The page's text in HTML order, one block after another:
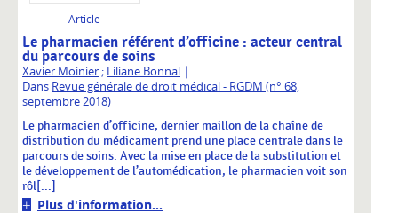
Article
Le pharmacien référent d’officine : acteur central
du parcours de soins
Xavier Moinier; Liliane Bonnal |
Dans Revue générale de droit médical - RGDM (n° 68,
septembre 2018)
Le pharmacien d’officine, dernier maillon de la chaîne de
distribution du médicament prend une place centrale dans le
parcours de soins. Avec la mise en place de la substitution et
le développement de l’automédication, le pharmacien voit son
rôl[...]
Plus d'information...